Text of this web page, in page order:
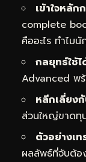
เข้าใจหลัก
complete
คืออะไร ทำไม
กลยุทธ์ใช้ไ
Advanced พ
หลีกเลี่ยง
ส่วนใหญ่ขาดทุ
ตัวอย่างเท
ผลลัพธ์ที่จับต้อ